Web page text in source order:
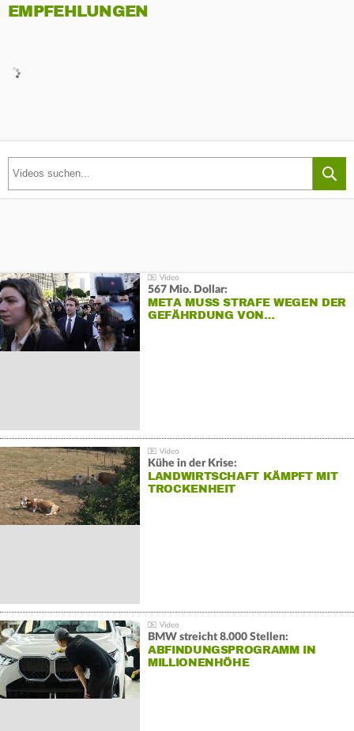
EMPFEHLUNGEN
567 Mio. Dollar:
META MUSS STRAFE WEGEN DER
GEFÄHRDUNG VON…
Kühe in der Krise:
LANDWIRTSCHAFT KÄMPFT MIT
TROCKENHEIT
BMW streicht 8.000 Stellen:
ABFINDUNGSPROGRAMM IN
MILLIONENHÖHE